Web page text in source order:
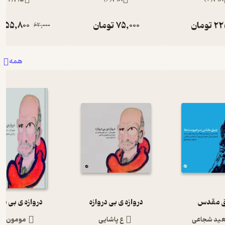
تومان 75,000تومان 62,000
55,800
همه
مقدس
شجاعی
دروازه ی بی دروازه
ع پاشایی
دروازه ی بی
مومون